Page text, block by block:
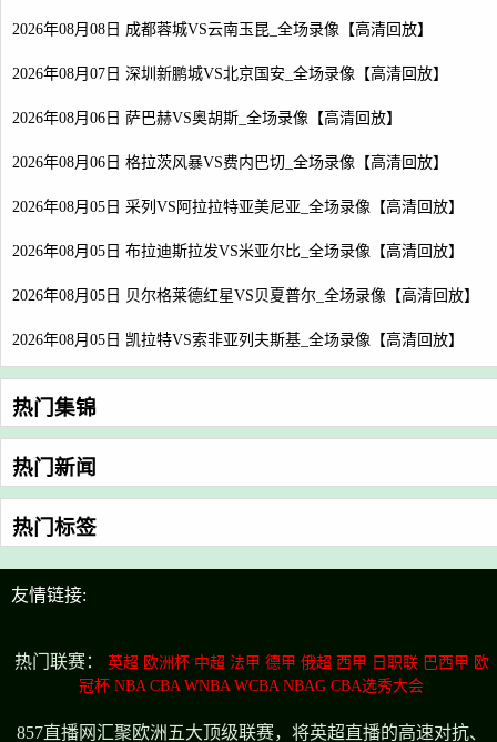
2026年08月08日 成都蓉城VS云南玉昆_全场录像【高清回放】
2026年08月07日 深圳新鹏城VS北京国安_全场录像【高清回放】
2026年08月06日 萨巴赫VS奥胡斯_全场录像【高清回放】
2026年08月06日 格拉茨风暴VS费内巴切_全场录像【高清回放】
2026年08月05日 采列VS阿拉拉特亚美尼亚_全场录像【高清回放】
2026年08月05日 布拉迪斯拉发VS米亚尔比_全场录像【高清回放】
2026年08月05日 贝尔格莱德红星VS贝夏普尔_全场录像【高清回放】
2026年08月05日 凯拉特VS索非亚列夫斯基_全场录像【高清回放】
热门集锦
热门新闻
热门标签
友情链接:
热门联赛： 英超 欧洲杯 中超 法甲 德甲 俄超 西甲 日职联 巴西甲 欧
冠杯 NBA CBA WNBA WCBA NBAG CBA选秀大会
857直播网汇聚欧洲五大顶级联赛，将英超直播的高速对抗、